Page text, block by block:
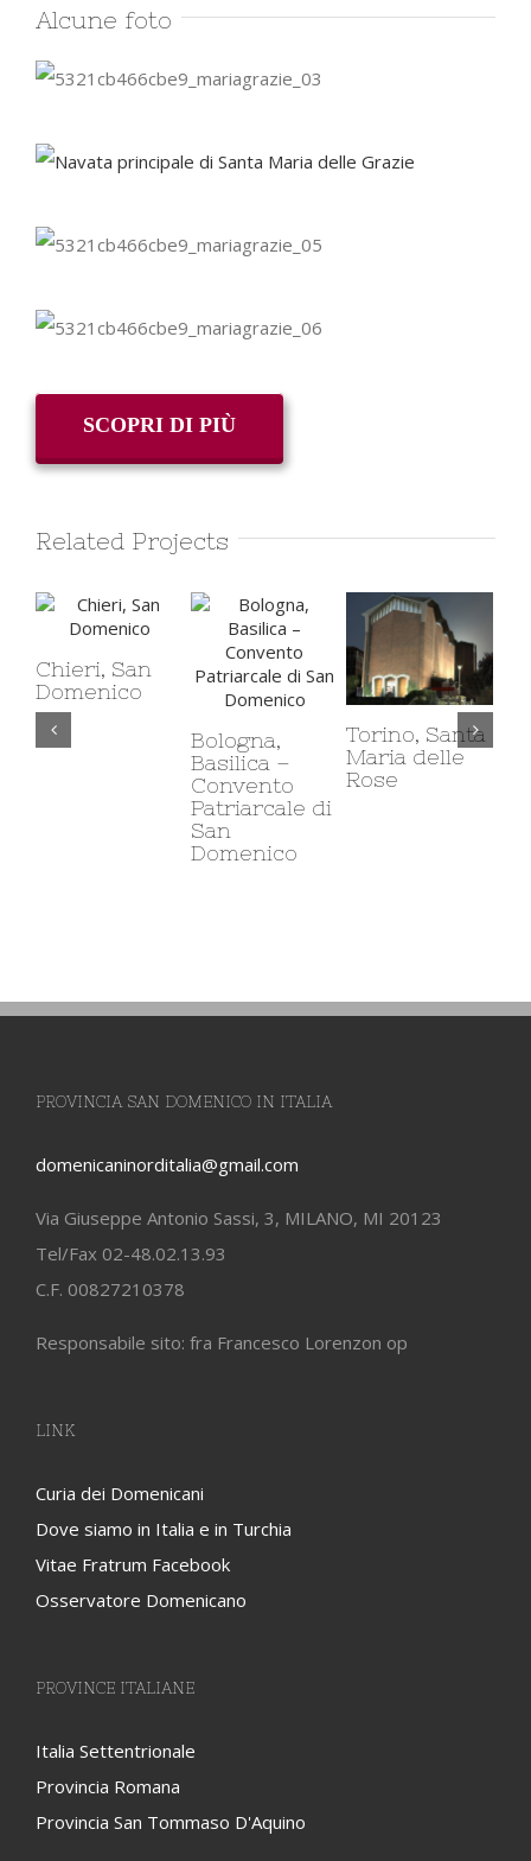
Alcune foto
SCOPRI DI PIÙ
Related Projects
Chieri, San
Domenico
Bologna,
Basilica –
Convento
Patriarcale di
San
Domenico
Torino, Santa
Maria delle
Rose
PROVINCIA SAN DOMENICO IN ITALIA
domenicaninorditalia@gmail.com
Via Giuseppe Antonio Sassi, 3, MILANO, MI 20123
Tel/Fax 02-48.02.13.93
C.F. 00827210378
Responsabile sito: fra Francesco Lorenzon op
LINK
Curia dei Domenicani
Dove siamo in Italia e in Turchia
Vitae Fratrum Facebook
Osservatore Domenicano
PROVINCE ITALIANE
Italia Settentrionale
Provincia Romana
Provincia San Tommaso D'Aquino